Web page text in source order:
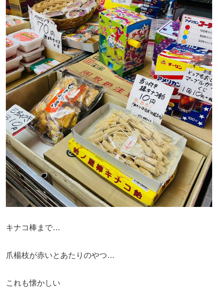
キナコ棒まで…
爪楊枝が赤いとあたりのやつ…
これも懐かしい